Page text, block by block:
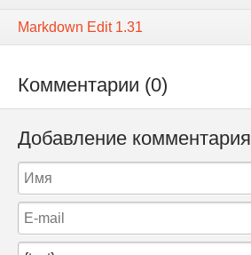
Markdown Edit 1.31
Комментарии (0)
Добавление комментария